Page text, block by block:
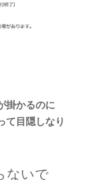
掛かるのに
て目隠しなり
ないで